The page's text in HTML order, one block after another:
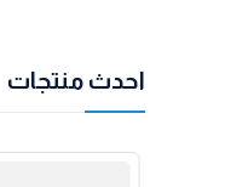
احدث منتجات